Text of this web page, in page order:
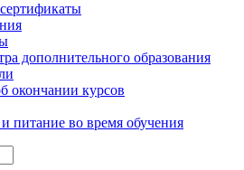
дополнительного образования
окончании курсов
питание во время обучения